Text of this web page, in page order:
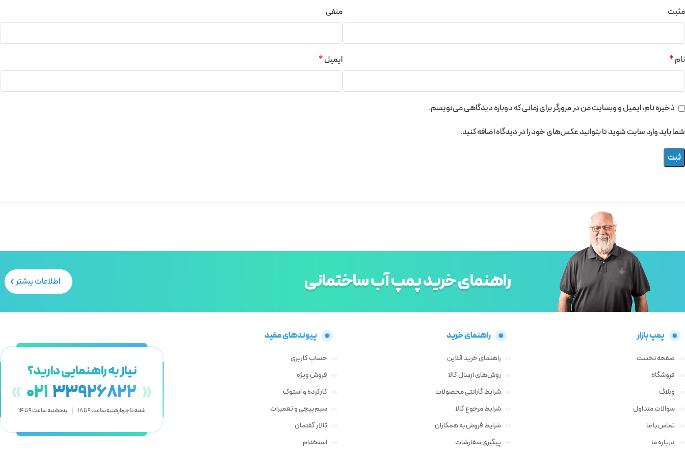
مثبت منفی
نام* ایمیل*
ذخیره نام، ایمیل و وبسایت من در مرورگر برای زمانی که دوباره دیدگاهی می‌نویسم.
شما باید وارد سایت شوید تا بتوانید عکس‌های خود را در دیدگاه اضافه کنید.
راهنمای خرید پمپ آب ساختمانی اطلاعات بیشتر
پمپ بازار
صفحه نخست
فروشگاه
وبلاگ
سوالات متداول
تماس با ما
درباره ما
راهنمای خرید
راهنمای خرید آنلاین
روش‌های ارسال کالا
شرایط گارانتی محصولات
شرایط مرجوع کالا
شرایط فروش به همکاران
پیگیری سفارشات
پیوندهای مفید
حساب کاربری
فروش ویژه
کارکرده و استوک
سیم‌پیچی و تعمیرات
تالار گفتمان
استخدام
نیاز به راهنمایی دارید؟
« 021 33926822 »
شنبه تا چهارشنبه ساعت 9 تا 18 | پنجشنبه ساعت 9 تا 14